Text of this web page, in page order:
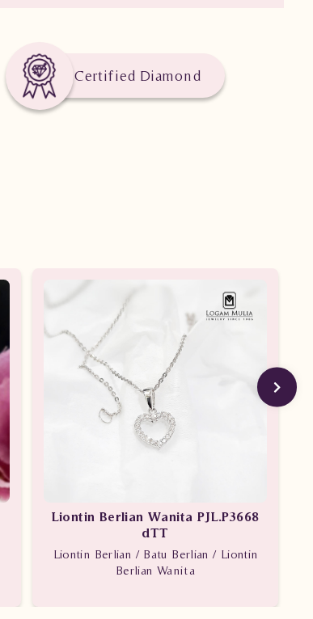
Certified Diamond
Liontin Berlian Wanita PJL.P3668
dTT
Liontin Berlian / Batu Berlian / Liontin
Berlian Wanita